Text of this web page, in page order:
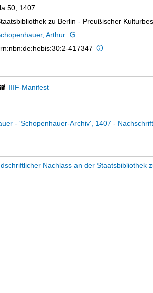
50, 1407
zu Berlin - Preußischer
Arthur
417347
IIIF-Manifest
- 'Schopenhauer-Archiv', 1407 -
Nachlass an der Staatsbibliothek